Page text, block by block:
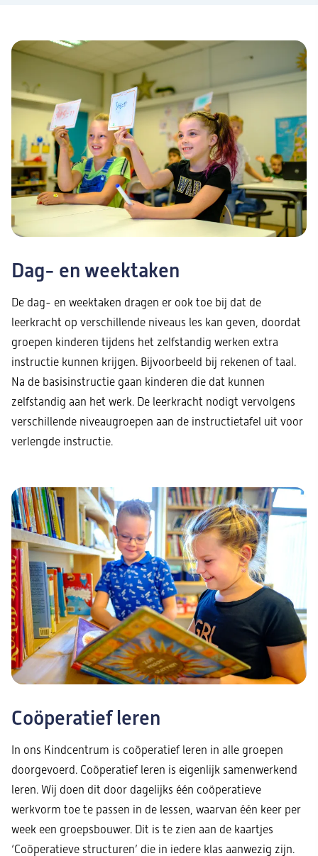
Dag- en weektaken
De dag- en weektaken dragen er ook toe bij dat de
leerkracht op verschillende niveaus les kan geven, doordat
groepen kinderen tijdens het zelfstandig werken extra
instructie kunnen krijgen. Bijvoorbeeld bij rekenen of taal.
Na de basisinstructie gaan kinderen die dat kunnen
zelfstandig aan het werk. De leerkracht nodigt vervolgens
verschillende niveaugroepen aan de instructietafel uit voor
verlengde instructie.
Coöperatief leren
In ons Kindcentrum is coöperatief leren in alle groepen
doorgevoerd. Coöperatief leren is eigenlijk samenwerkend
leren. Wij doen dit door dagelijks één coöperatieve
werkvorm toe te passen in de lessen, waarvan één keer per
week een groepsbouwer. Dit is te zien aan de kaartjes
‘Coöperatieve structuren’ die in iedere klas aanwezig zijn.